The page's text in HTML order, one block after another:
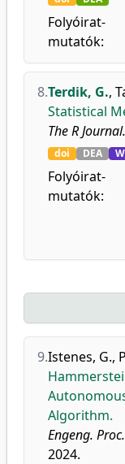
Folyóirat-
mutatók:
8.Terdik, G.,
Statistical
The R Journal.
doi DEA
Folyóirat-
mutatók:
9.Istenes, G.,
Algorithm.
Engeng. Proc.
2024.